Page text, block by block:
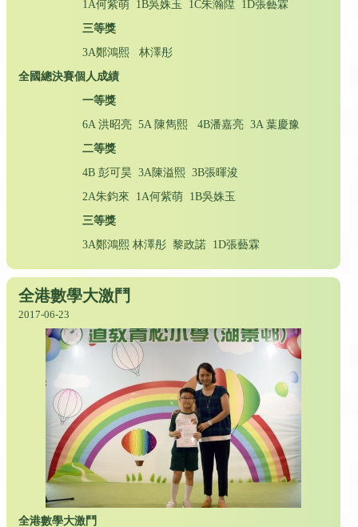
1A何紫萌 1B吳姝玉 1C朱瀚陞 1D張藝霖
三等獎
3A鄭鴻熙 林澤彤
全國總決賽個人成績
一等獎
6A 洪昭亮 5A 陳雋熙 4B潘嘉亮 3A 葉慶豫
二等獎
4B 彭可昊 3A陳溢熙 3B張暉浚
2A朱鈞來 1A何紫萌 1B吳姝玉
三等獎
3A鄭鴻熙 林澤彤 黎政諾 1D張藝霖
全港數學大激鬥
2017-06-23
全港數學大激鬥